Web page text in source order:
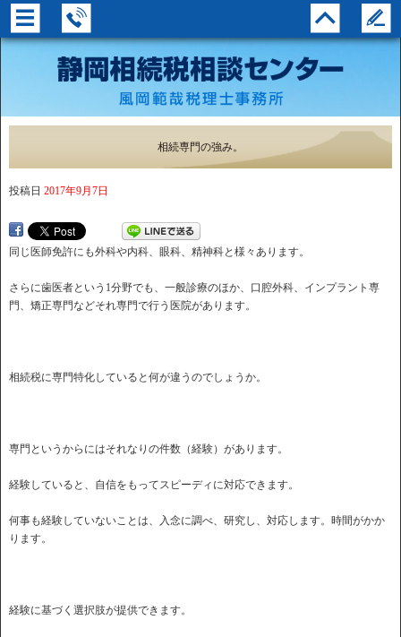
相続専門の強み。
投稿日 2017年9月7日
同じ医師免許にも外科や内科、眼科、精神科と様々あります。
さらに歯医者という1分野でも、一般診療のほか、口腔外科、インプラント専
門、矯正専門などそれ専門で行う医院があります。
相続税に専門特化していると何が違うのでしょうか。
専門というからにはそれなりの件数（経験）があります。
経験していると、自信をもってスピーディに対応できます。
何事も経験していないことは、入念に調べ、研究し、対応します。時間がかか
ります。
経験に基づく選択肢が提供できます。